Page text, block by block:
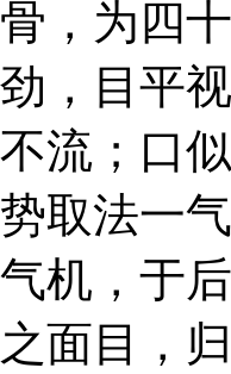
骨，为四
劲，目平
不流；口
势取法一
气机，于
之面目，